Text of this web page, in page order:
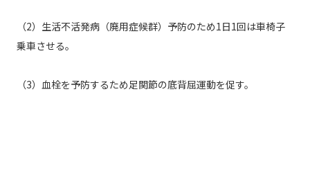
（2）生活不活発病（廃用症候群）予防のため1日1回は車椅子
乗車させる。
（3）血栓を予防するため足関節の底背屈運動を促す。